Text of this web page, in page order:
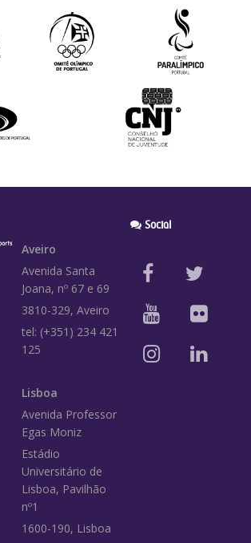
Aveiro
Avenida Santa
Joana, nº 67 e 69
3810-329, Aveiro
tel: (+351) 234 421
125
Lisboa
Avenida Professor
Egas Moniz
Estádio
Universitário de
Lisboa, Pavilhão
nº1
1600-190, Lisboa
Social